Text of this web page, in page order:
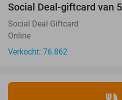
Social Deal-giftcard van
Social Deal Giftcard
Online
Verkocht: 76.862